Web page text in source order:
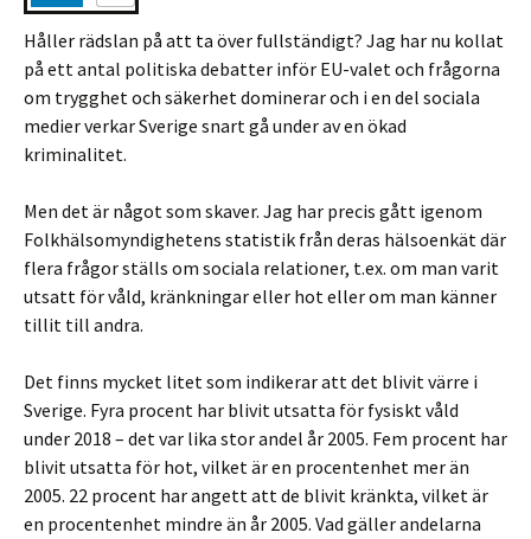
Håller rädslan på att ta över fullständigt? Jag har nu kollat
på ett antal politiska debatter inför EU-valet och frågorna
om trygghet och säkerhet dominerar och i en del sociala
medier verkar Sverige snart gå under av en ökad
kriminalitet.
Men det är något som skaver. Jag har precis gått igenom
Folkhälsomyndighetens statistik från deras hälsoenkät där
flera frågor ställs om sociala relationer, t.ex. om man varit
utsatt för våld, kränkningar eller hot eller om man känner
tillit till andra.
Det finns mycket litet som indikerar att det blivit värre i
Sverige. Fyra procent har blivit utsatta för fysiskt våld
under 2018 – det var lika stor andel år 2005. Fem procent har
blivit utsatta för hot, vilket är en procentenhet mer än
2005. 22 procent har angett att de blivit kränkta, vilket är
en procentenhet mindre än år 2005. Vad gäller andelarna